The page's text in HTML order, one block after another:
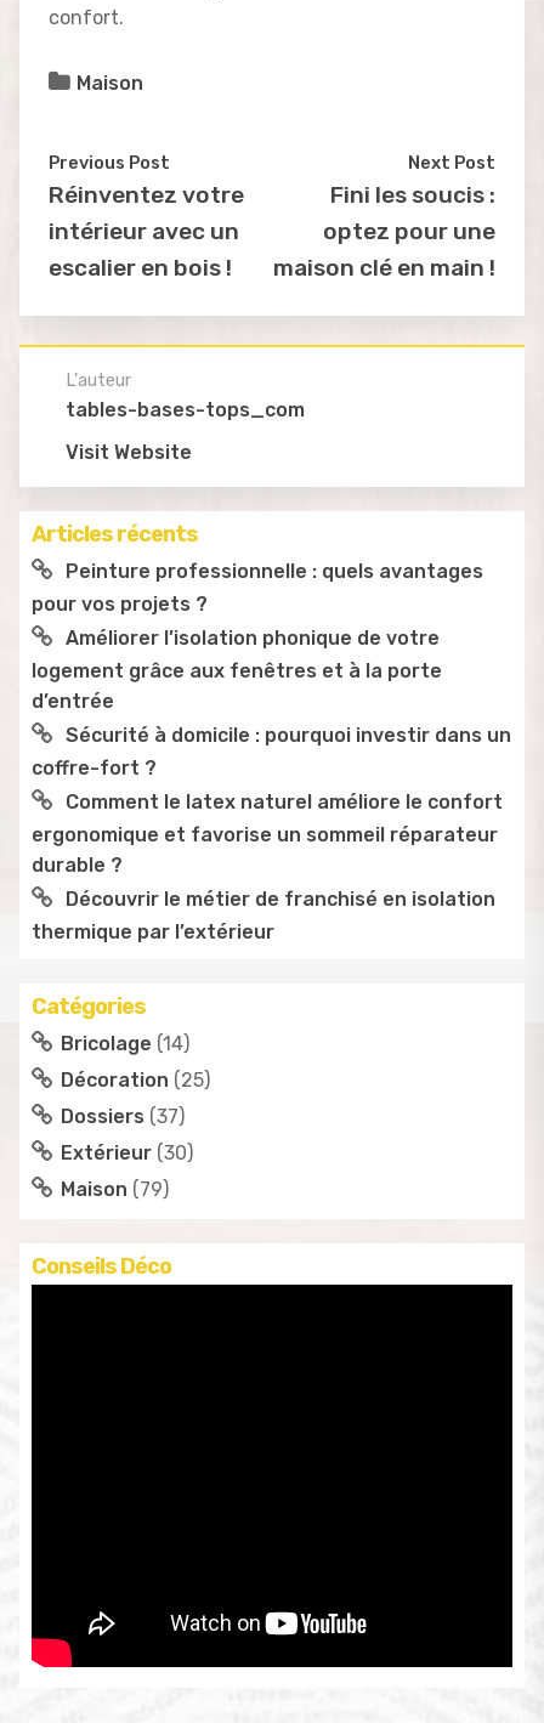
confort.
Maison
Previous Post
Réinventez votre
intérieur avec un
escalier en bois !
Next Post
Fini les soucis :
optez pour une
maison clé en main !
L'auteur
tables-bases-tops_com
Visit Website
Articles récents
Peinture professionnelle : quels avantages
pour vos projets ?
Améliorer l’isolation phonique de votre
logement grâce aux fenêtres et à la porte
d’entrée
Sécurité à domicile : pourquoi investir dans un
coffre-fort ?
Comment le latex naturel améliore le confort
ergonomique et favorise un sommeil réparateur
durable ?
Découvrir le métier de franchisé en isolation
thermique par l’extérieur
Catégories
Bricolage (14)
Décoration (25)
Dossiers (37)
Extérieur (30)
Maison (79)
Conseils Déco